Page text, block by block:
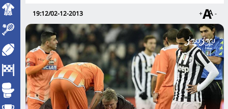
19:12/02-12-2013 + -